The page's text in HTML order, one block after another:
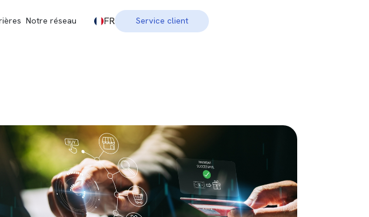
Notre réseau FR Service client